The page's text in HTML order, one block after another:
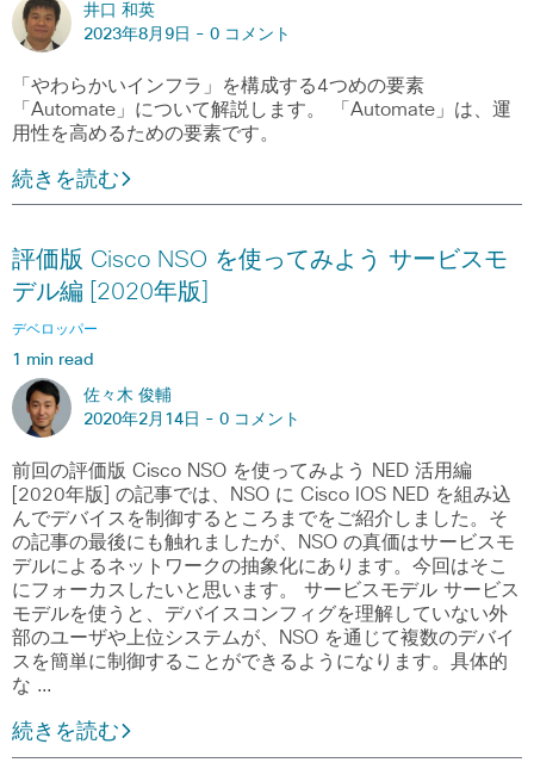
井口 和英
2023年8月9日 - 0 コメント
「やわらかいインフラ」を構成する4つめの要素
「Automate」について解説します。 「Automate」は、運
用性を高めるための要素です。
続きを読む
評価版 Cisco NSO を使ってみよう サービスモ
デル編 [2020年版]
デベロッパー
1 min read
佐々木 俊輔
2020年2月14日 - 0 コメント
前回の評価版 Cisco NSO を使ってみよう NED 活用編
[2020年版] の記事では、NSO に Cisco IOS NED を組み込
んでデバイスを制御するところまでをご紹介しました。そ
の記事の最後にも触れましたが、NSO の真価はサービスモ
デルによるネットワークの抽象化にあります。今回はそこ
にフォーカスしたいと思います。 サービスモデル サービス
モデルを使うと、デバイスコンフィグを理解していない外
部のユーザや上位システムが、NSO を通じて複数のデバイ
スを簡単に制御することができるようになります。具体的
な …
続きを読む